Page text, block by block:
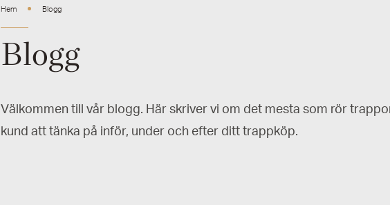
Hem Blogg
Blogg
Välkommen till vår blogg. Här skriver vi om det mesta som rör
kund att tänka på inför, under och efter ditt trappköp.